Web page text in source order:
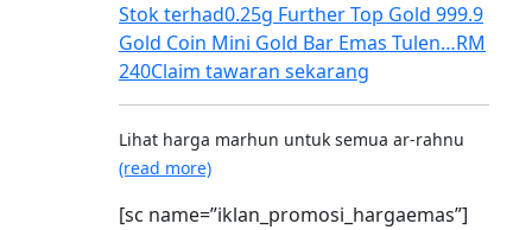
Stok terhad0.25g Further Top Gold 999.9
Gold Coin Mini Gold Bar Emas Tulen…RM
240Claim tawaran sekarang
Lihat harga marhun untuk semua ar-rahnu
(read more)
[sc name=”iklan_promosi_hargaemas”]